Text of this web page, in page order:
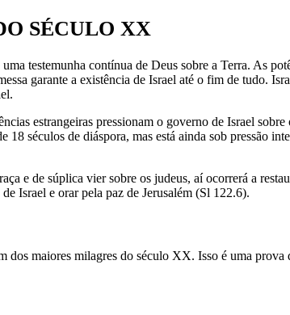
SÉCULO XX
uma testemunha contínua de Deus sobre a Terra. As
garante a existência de Israel até o fim de tudo.
estrangeiras pressionam o governo de Israel
18 séculos de diáspora, mas está ainda sob pressão
e de súplica vier sobre os judeus, aí ocorrerá a
Israel e orar pela paz de Jerusalém (Sl 122.6).
dos maiores milagres do século XX. Isso é uma